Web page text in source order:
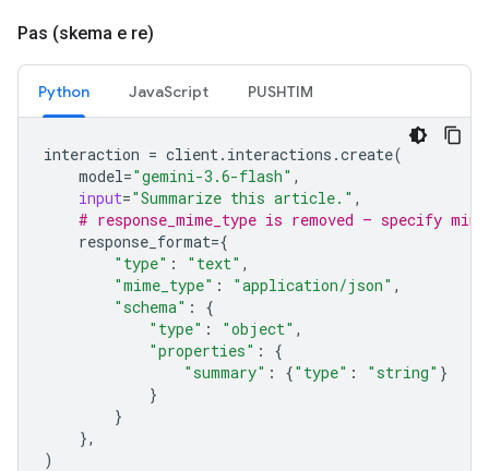
Pas (skema e re)
Python JavaScript PUSHTIM
interaction = client. interactions .create(
model="gemini-3.6-flash" ,
input="Summarize this article." ,
# response_mime_type is removed — specify
response_format={
"type" : "text" ,
"mime_type" : "application/json" ,
"schema" :
{
"type" : "object" ,
"properties" :
{
"summary" : {"type" : "string" }
}
}
},
)